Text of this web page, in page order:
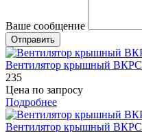
Ваше сообщение
Вентилятор крышный
235
Цена по запросу
Подробнее
Вентилятор крышный